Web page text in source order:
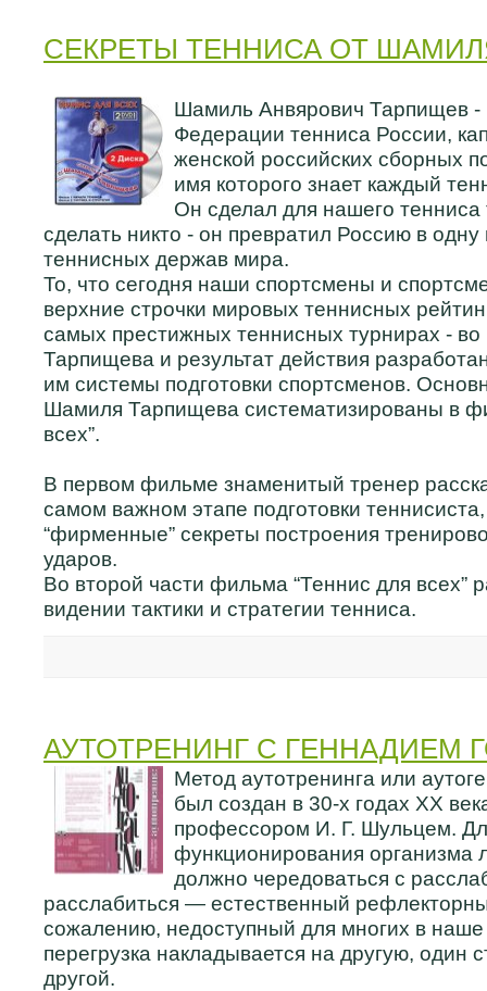
СЕКРЕТЫ ТЕННИСА ОТ
Шамиль Анвярович Тарпищев -
Федерации тенниса России,
женской российских сборных
имя которого знает каждый
Он сделал для нашего тенниса
сделать никто - он превратил Россию в
теннисных держав мира.
То, что сегодня наши спортсмены и
верхние строчки мировых теннисных
самых престижных теннисных турнирах - во
Тарпищева и результат действия
им системы подготовки спортсменов.
Шамиля Тарпищева систематизированы в
всех”.
В первом фильме знаменитый тренер
самом важном этапе подготовки
“фирменные” секреты построения
ударов.
Во второй части фильма “Теннис для всех”
видении тактики и стратегии тенниса.
АУТОТРЕНИНГ С ГЕННАДИЕМ
Метод аутотренинга или
был создан в 30-х годах ХХ
профессором И. Г. Шульцем.
функционирования организма
должно чередоваться с
расслабиться — естественный
сожалению, недоступный для многих в наше
перегрузка накладывается на другую, один
другой.